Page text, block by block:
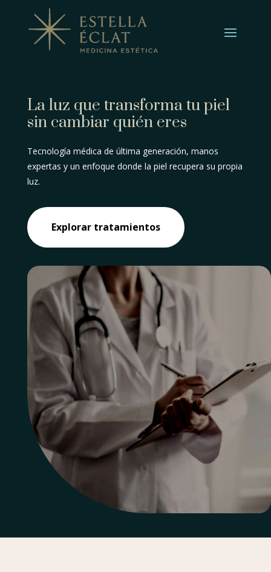
La luz que transforma tu piel
sin cambiar quién eres
Tecnología médica de última generación, manos
expertas y un enfoque donde la piel recupera su propia
luz.
Explorar tratamientos